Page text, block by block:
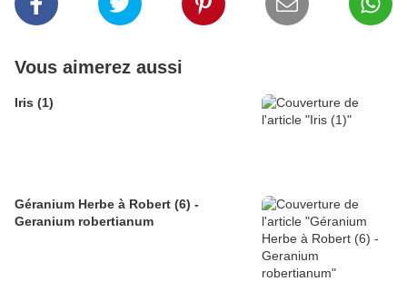
Vous aimerez aussi
Iris (1)
Géranium Herbe à Robert (6) -
Geranium robertianum